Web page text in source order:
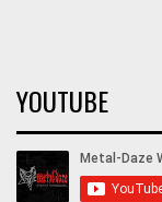
YOUTUBE